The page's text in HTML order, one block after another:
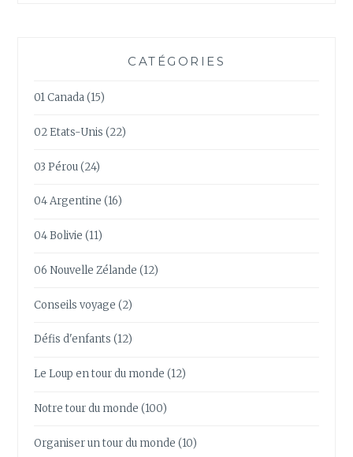
CATÉGORIES
01 Canada(15)
02 Etats-Unis (22)
03 Pérou(24)
04 Argentine (16)
04 Bolivie (11)
06 Nouvelle Zélande (12)
Conseils voyage (2)
Défis d'enfants (12)
Le Loup en tour du monde (12)
Notre tour du monde (100)
Organiser un tour du monde (10)